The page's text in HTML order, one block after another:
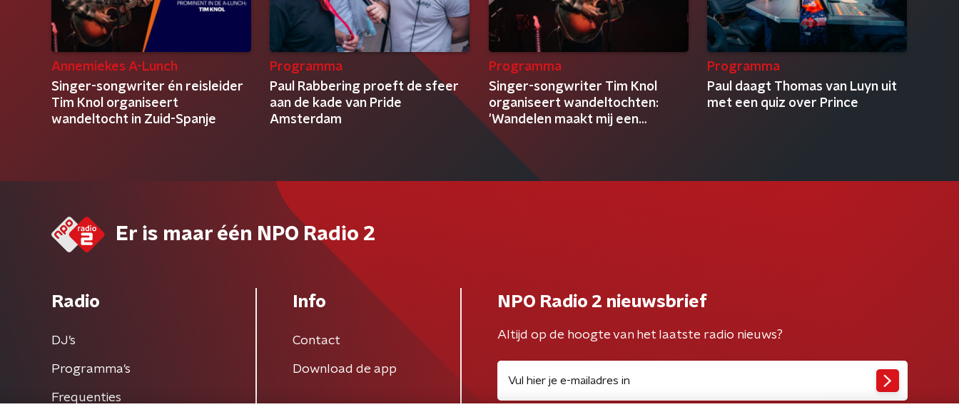
Annemiekes A-Lunch
Singer-songwriter én reisleider
Tim Knol organiseert
wandeltocht in Zuid-Spanje
Programma
Paul Rabbering proeft de sfeer
aan de kade van Pride
Amsterdam
Programma
Singer-songwriter Tim Knol
organiseert wandeltochten:
'Wandelen maakt mij een
gelukkiger mens'
Programma
Paul daagt Thomas van Luyn uit
met een quiz over Prince
Er is maar één NPO Radio 2
Radio
DJ’s
Programma's
Frequenties
Info
Contact
Download de app
NPO Radio 2 nieuwsbrief
Altijd op de hoogte van het laatste radio nieuws?